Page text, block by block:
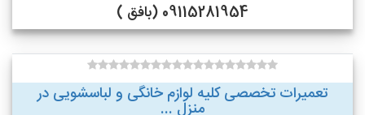
09115281954 (بافق )
تعمیرات تخصصی کلیه لوازم خانگی و لباسشویی در
منزل ...